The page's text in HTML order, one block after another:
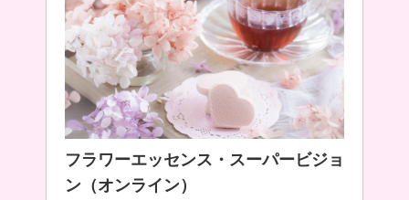
フラワーエッセンス・スーパービジョ
ン（オンライン）